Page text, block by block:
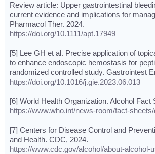
Review article: Upper gastrointestinal
current evidence and implications for
Pharmacol Ther. 2024.
https://doi.org/10.1111/apt.17949
[5] Lee GH et al. Precise application of
to enhance endoscopic hemostasis for
randomized controlled study. Gastrointest
https://doi.org/10.1016/j.gie.2023.06.013
[6] World Health Organization. Alcohol Fact
https://www.who.int/news-room/fact-
[7] Centers for Disease Control and
and Health. CDC, 2024.
https://www.cdc.gov/alcohol/about-alcohol-